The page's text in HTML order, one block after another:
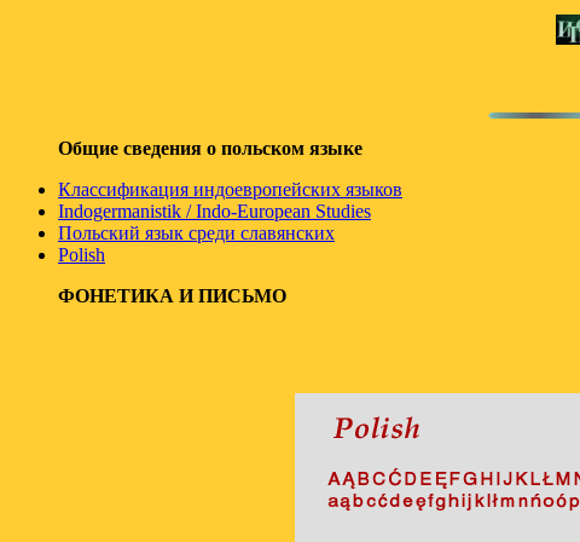
Общие сведения о польском языке
Классификация индоевропейских языков
Indogermanistik / Indo-European Studies
Польский язык среди славянских
Polish
ФОНЕТИКА И ПИСЬМО